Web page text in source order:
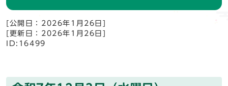
[公開日：2026年1月26日]
[更新日：2026年1月26日]
ID:16499